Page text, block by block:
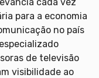
para a economia
no país
de televisão
visibilidade ao